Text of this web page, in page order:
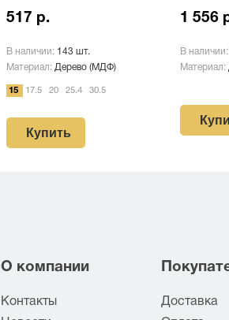
517 р.
В наличии: 143 шт.
Материал: Дерево (МДФ)
15 17.5 20 25.4 30.5
Купить
1 556
В наличии:
Материал:
О компании
Контакты
Доставка